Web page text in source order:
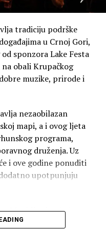
sezoni, u kojoj sam
prošao sam kroz
da sav trud, iskustvo i
jednostavno nestanu.
i psihički spreman za
došla kao prava prilika
u najboljem
za ovako
trčanje i
su me kako da
tradiciju podrške
u Crnoj Gori,
sponzora Lake Festa
na obali Krupačkog
muzike, prirode i
nezaobilazan
mapi, a i ovog ljeta
programa,
druženja. Uz
i ove godine ponuditi
upotpunjuju
Meridianbetće i ove
kroz